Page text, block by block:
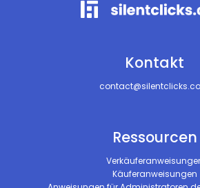
Kontakt
Ressourcen
Käuferanweisungen